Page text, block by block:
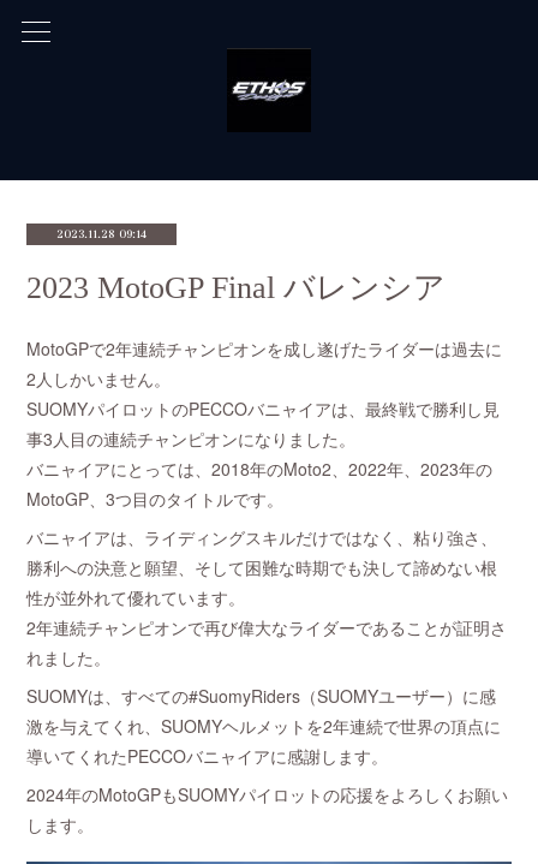
2023.11.28 09:14
2023 MotoGP Final バレンシア
MotoGPで2年連続チャンピオンを成し遂げたライダーは過去に
2人しかいません。
SUOMYパイロットのPECCOバニャイアは、最終戦で勝利し見
事3人目の連続チャンピオンになりました。
バニャイアにとっては、2018年のMoto2、2022年、2023年の
MotoGP、3つ目のタイトルです。
バニャイアは、ライディングスキルだけではなく、粘り強さ、
勝利への決意と願望、そして困難な時期でも決して諦めない根
性が並外れて優れています。
2年連続チャンピオンで再び偉大なライダーであることが証明さ
れました。
SUOMYは、すべての#SuomyRiders（SUOMYユーザー）に感
激を与えてくれ、SUOMYヘルメットを2年連続で世界の頂点に
導いてくれたPECCOバニャイアに感謝します。
2024年のMotoGPもSUOMYパイロットの応援をよろしくお願い
します。